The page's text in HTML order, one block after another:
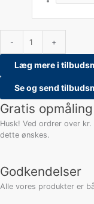
- +
Læg mere i
Se og send
Gratis opmåling
Husk! Ved ordrer over
dette ønskes.
Godkendelser
Alle vores produkter er